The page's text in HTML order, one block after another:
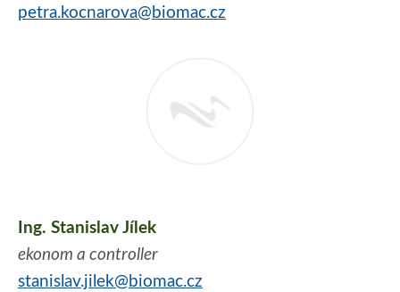
petra.kocnarova@biomac.cz
Ing. Stanislav Jílek
ekonom a controller
stanislav.jilek@biomac.cz